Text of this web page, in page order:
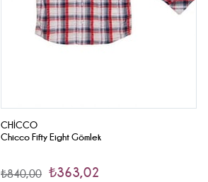
CHICCO
Chicco Fifty Eight Gömlek
₺363,02
₺840,00